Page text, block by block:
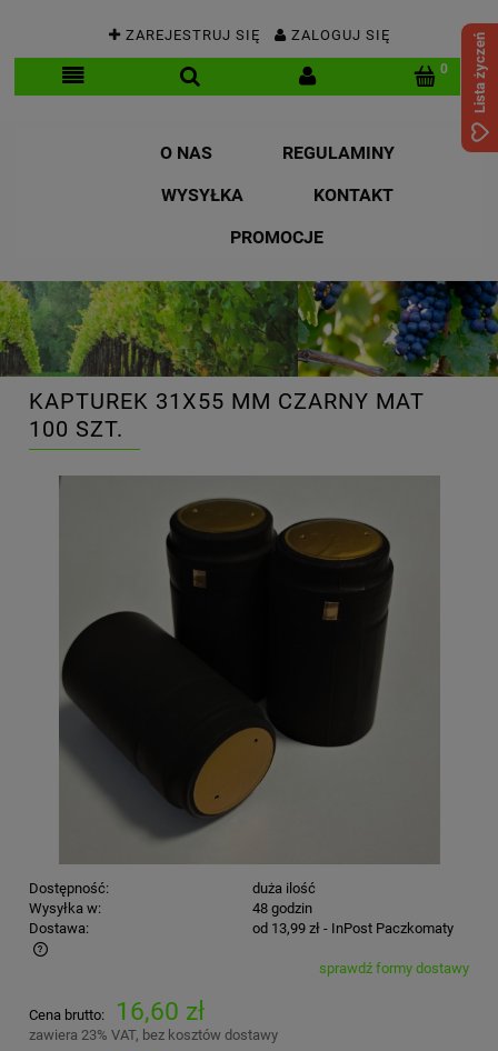
ZAREJESTRUJ SIĘ ZALOGUJ SIĘ
O NAS
REGULAMINY
WYSYŁKA
KONTAKT
PROMOCJE
KAPTUREK 31X55 MM CZARNY MAT
100 SZT.
Dostępność:
duża ilość
Wysyłka w:
48 godzin
Dostawa:
od 13,99 zł - InPost Paczkomaty
Cena nie zawiera ewentualnych kosztów płatnościsprawdź formy dostawy
Cena brutto: 16,60 zł
zawiera 23% VAT, bez kosztów dostawy
Lista życzeń